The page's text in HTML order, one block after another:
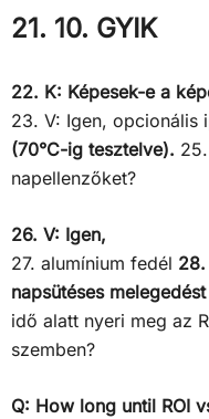
21. 10. GYIK
22. K: Képesek-e a
23. V: Igen, opcionális
(70°C-ig tesztelve).
napellenzőket?
26. V: Igen,
27. alumínium fedél
napsütéses
idő alatt nyeri meg az
szemben?
Q: How long until ROI